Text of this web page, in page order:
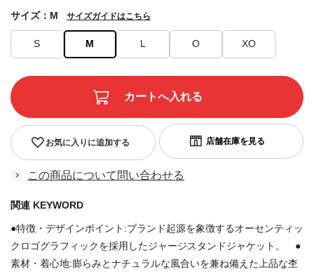
S M L O XO
サイズ：M サイズガイドはこちら
お気に入りに追加する
この商品について問い合わせる
関連 KEYWORD
●特徴・デザインポイント:ブランド起源を象徴するオーセンティッ
クロゴグラフィックを採用したジャージスタンドジャケット。 ●
素材・着心地:膨らみとナチュラルな風合いを兼ね備えた上品な杢